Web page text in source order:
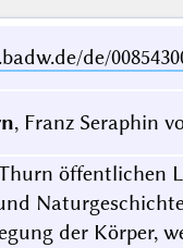
de/
, Franz Seraphin
öffentlichen
der Körper,